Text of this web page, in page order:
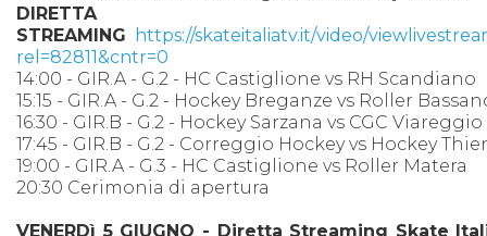
DIRETTA
STREAMING
https://skateitaliatv.it/video/
rel=82811&cntr=0
14:00 - GIR.A - G.2 - HC Castiglione vs RH Scandiano
15:15 - GIR.A - G.2 - Hockey Breganze vs Roller
16:30 - GIR.B - G.2 - Hockey Sarzana vs CGC Viareggio
17:45 - GIR.B - G.2 - Correggio Hockey vs Hockey
19:00 - GIR.A - G.3 - HC Castiglione vs Roller Matera
20:30 Cerimonia di apertura
VENERDì 5 GIUGNO - Diretta Streaming Skate